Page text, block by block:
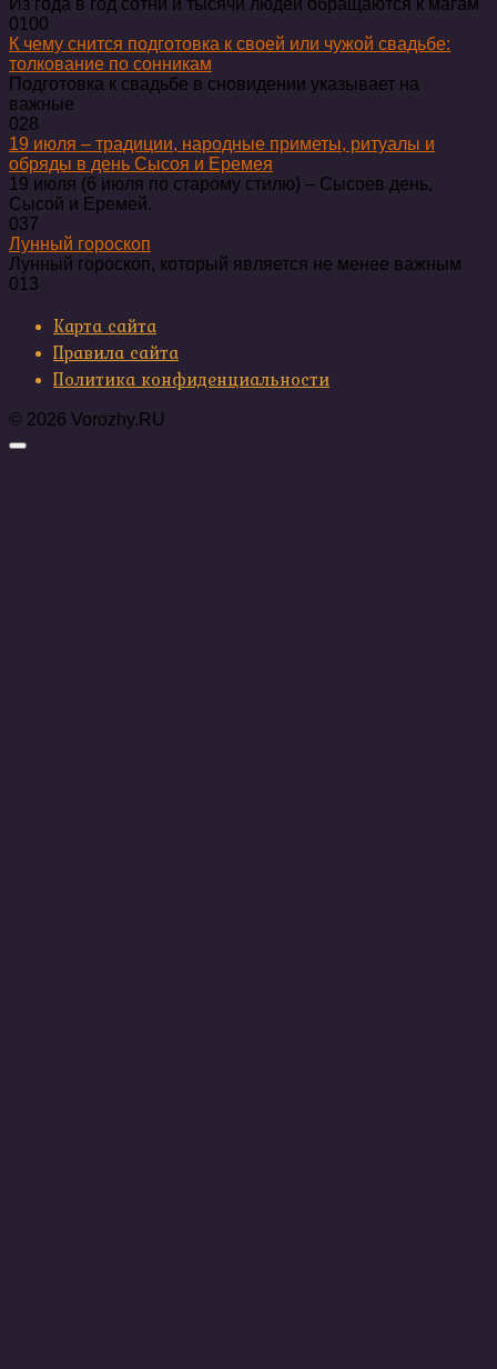
0100
К чему снится подготовка к своей или чужой свадьбе:
толкование по сонникам
Подготовка к свадьбе в сновидении указывает на
важные
028
19 июля – традиции, народные приметы, ритуалы и
обряды в день Сысоя и Еремея
19 июля (6 июля по старому стилю) – Сысоев день,
Сысой и Еремей.
037
Лунный гороскоп
Лунный гороскоп, который является не менее важным
013
Карта сайта
Правила сайта
Политика конфиденциальности
© 2026 Vorozhy.RU